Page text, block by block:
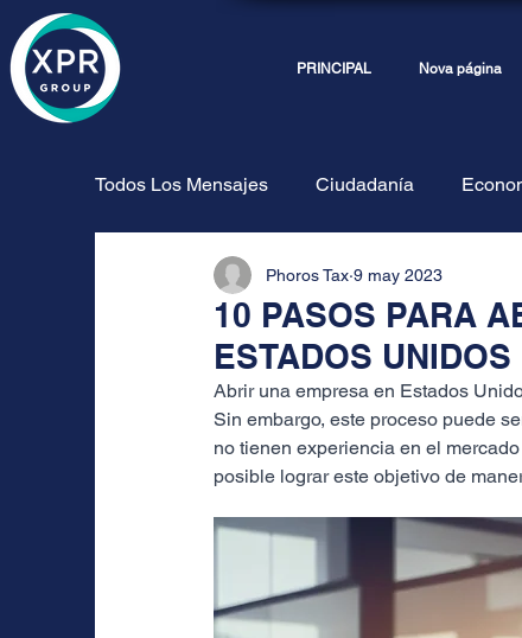
PRINCIPAL Nova página
Todos Los Mensajes Ciudadanía
Internacionalización Compass
Deposiciones
10 PASOS PARA
ESTADOS UNIDOS
Phoros Tax 9 may 2023
Abrir una empresa en Estados
Sin embargo, este proceso puede
no tienen experiencia en el
posible lograr este objetivo de